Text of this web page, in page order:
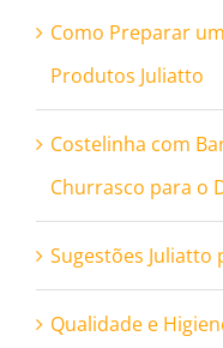
Como Preparar
Produtos Juliatto
Costelinha com
Churrasco para o
Sugestões Juliatto
Qualidade e